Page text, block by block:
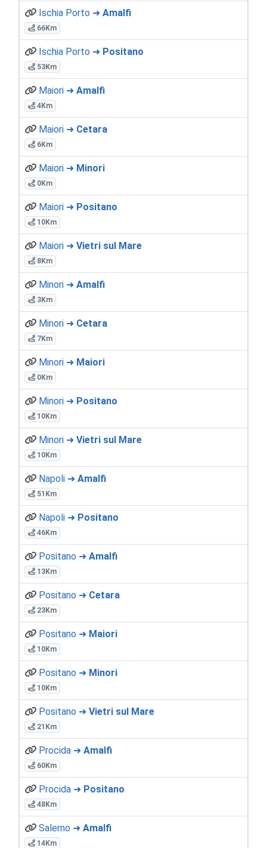
Ischia Porto ➜ Amalfi
66Km
Ischia Porto ➜ Positano
53Km
Maiori ➜ Amalfi
4Km
Maiori ➜ Cetara
6Km
Maiori ➜ Minori
0Km
Maiori ➜ Positano
10Km
Maiori ➜ Vietri sul Mare
8Km
Minori ➜ Amalfi
3Km
Minori ➜ Cetara
7Km
Minori ➜ Maiori
0Km
Minori ➜ Positano
10Km
Minori ➜ Vietri sul Mare
10Km
Napoli ➜ Amalfi
51Km
Napoli ➜ Positano
46Km
Positano ➜ Amalfi
13Km
Positano ➜ Cetara
23Km
Positano ➜ Maiori
10Km
Positano ➜ Minori
10Km
Positano ➜ Vietri sul Mare
21Km
Procida ➜ Amalfi
60Km
Procida ➜ Positano
48Km
Salerno ➜ Amalfi
14Km